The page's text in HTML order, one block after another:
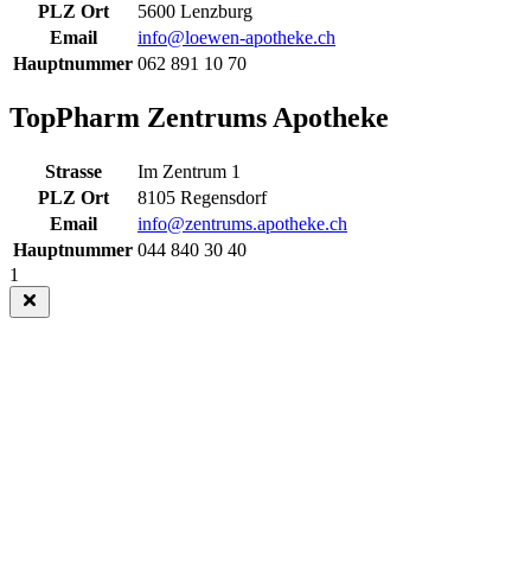
PLZ Ort
5600 Lenzburg
Email
info@loewen-apotheke.ch
Hauptnummer 062 891 10 70
TopPharm Zentrums Apotheke
Strasse
Im Zentrum 1
PLZ Ort
8105 Regensdorf
Email
info@zentrums.apotheke.ch
Hauptnummer 044 840 30 40
1
Close